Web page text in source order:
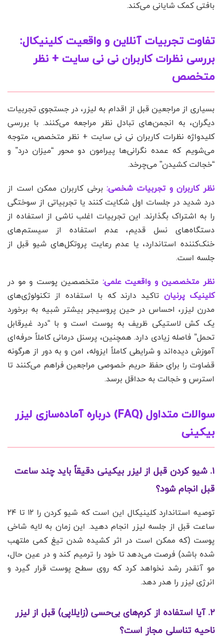
بافتی کمک شایانی می‌کند.
تفاوت تجربیات آنلاین و واقعیت کلینیکال:
بررسی نظرات کاربران نی نی سایت + نظر
متخصص
بسیاری از مراجعین قبل از اقدام به لیزر، در جستجوی تجربیات
دیگران، به انجمن‌های تبادل نظر مراجعه می‌کنند. با بررسی
کلیدواژه نظرات کاربران نی نی سایت + نظر متخصص، متوجه
می‌شویم که عمده نگرانی‌ها پیرامون دو محور “میزان درد” و
“خجالت کشیدن” می‌چرخد.
نظر کاربران و تجربیات شخصی:برخی کاربران ممکن است از
درد شدید در جلسات اول شکایت کنند یا تجربیاتی از سوختگی
را به اشتراک بگذارند. این تجربیات اغلب ناشی از استفاده از
دستگاه‌های نسل قدیم، عدم استفاده از سیستم‌های
خنک‌کننده استاندارد، یا عدم رعایت پروتکل‌های شیو قبل از
جلسه است.
نظر متخصصین و واقعیت علمی: متخصصین پوست و مو در
کلینیک پرنیانتاکید دارند که با استفاده از تکنولوژی‌های
مدرن لیزر، احساس در حین پروسیجر بیشتر شبیه به برخورد
یک کش لاستیکی ظریف به پوست است و با “درد غیرقابل
تحمل” فاصله زیادی دارد. همچنین، پرسنل درمانی کاملاً حرفه‌ای
آموزش دیده‌اند و شرایطی کاملاً ایزوله، امن و به دور از هرگونه
قضاوت را برای حفظ حریم خصوصی مراجعین فراهم می‌کنند تا
استرس و خجالت به حداقل برسد.
سوالات متداول (FAQ) درباره آماده‌سازی لیزر
بیکینی
۱. شیو کردن قبل از لیزر بیکینی دقیقاً باید چند ساعت
قبل انجام شود؟
توصیه استاندارد کلینیکال این است که شیو کردن را ۱۲ تا ۲۴
ساعت قبل از جلسه لیزر انجام دهید. این زمان به لایه شاخی
پوست (که ممکن است در اثر کشیده شدن تیغ کمی ملتهب
شده باشد) فرصت می‌دهد تا خود را ترمیم کند و در عین حال،
مو آنقدر رشد نخواهد کرد که روی سطح پوست قرار گیرد و
انرژی لیزر را هدر دهد.
۲. آیا استفاده از کرم‌های بی‌حسی (زایلاپی) قبل از لیزر
ناحیه تناسلی مجاز است؟